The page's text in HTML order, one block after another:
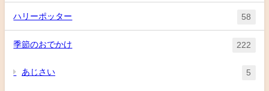
ハリーポッター 58
季節のおでかけ 222
あじさい 5